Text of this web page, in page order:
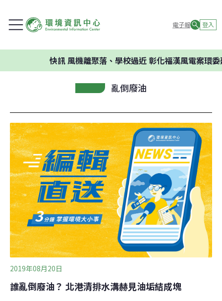
電子報 登入
風機離聚落、學校過近 彰化福漢風電案環委建議不
亂倒廢油
2019年08月20日
誰亂倒廢油？ 北港清排水溝赫見油垢結成塊